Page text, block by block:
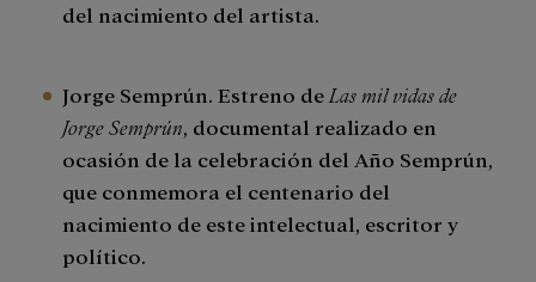
del nacimiento del artista.
Jorge Semprún. Estreno de Las mil vidas de
Jorge Semprún, documental realizado en
ocasión de la celebración del Año Semprún,
que conmemora el centenario del
nacimiento de este intelectual, escritor y
político.